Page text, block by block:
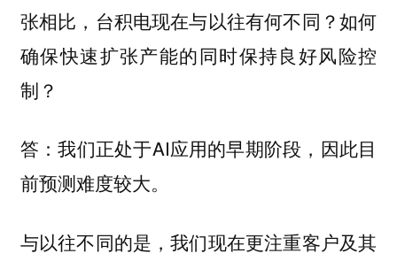
张相比，台积电现在与以往有何不同？如何
确保快速扩张产能的同时保持良好风险控
制？
答：我们正处于AI应用的早期阶段，因此目
前预测难度较大。
与以往不同的是，我们现在更注重客户及其